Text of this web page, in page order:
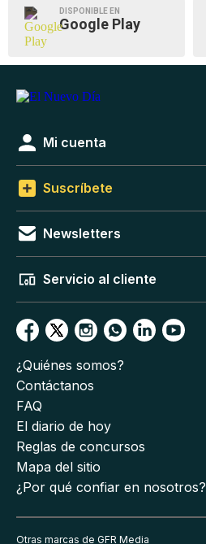
DISPONIBLE EN
Google Play
Mi cuenta
Suscríbete
Newsletters
Servicio al cliente
¿Quiénes somos?
Contáctanos
FAQ
El diario de hoy
Reglas de concursos
Mapa del sitio
¿Por qué confiar en nosotros?
Otras marcas de GFR Media